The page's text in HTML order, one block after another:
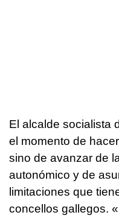
El alcalde socialista
el momento de
sino de avanzar de
autonómico y de
limitaciones que
concellos gallegos.